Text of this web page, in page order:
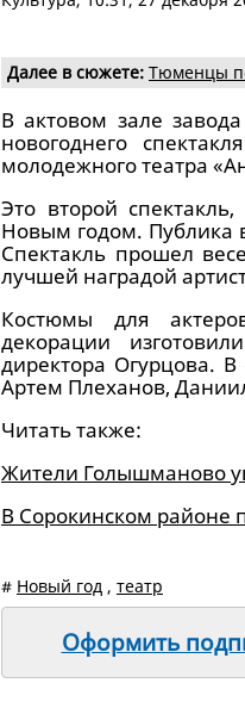
Далее в сюжете: Тюменцы
В актовом зале
новогоднего
молодежного театра
Это второй
Новым годом. Публика
Спектакль прошел
лучшей наградой
Костюмы для
декорации
директора Огурцова.
Артем Плеханов,
Читать также:
Жители Голышманово
В Сорокинском районе
# Новый год , театр
Оформить